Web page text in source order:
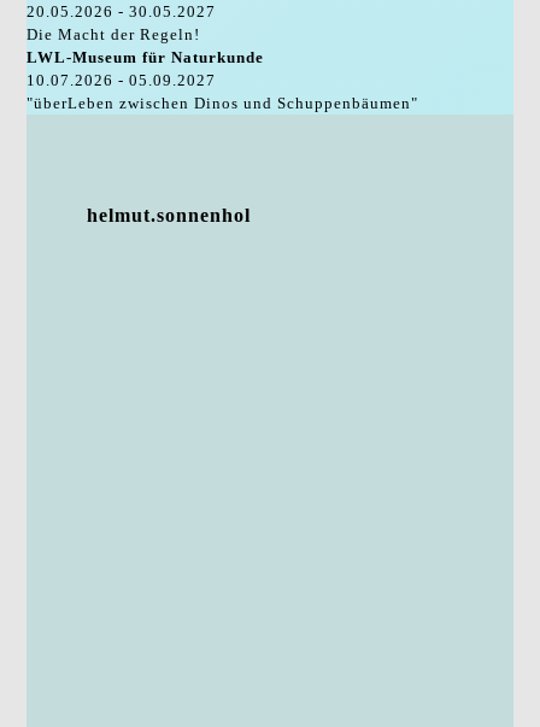
20.05.2026 - 30.05.2027
Die Macht der Regeln!
LWL-Museum für Naturkunde
10.07.2026 - 05.09.2027
"überLeben zwischen Dinos und Schuppenbäumen"
helmut.sonnenhol